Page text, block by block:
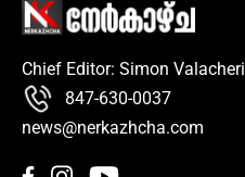
Chief Editor: Simon Valacheril
847-630-0037
news@nerkazhcha.com